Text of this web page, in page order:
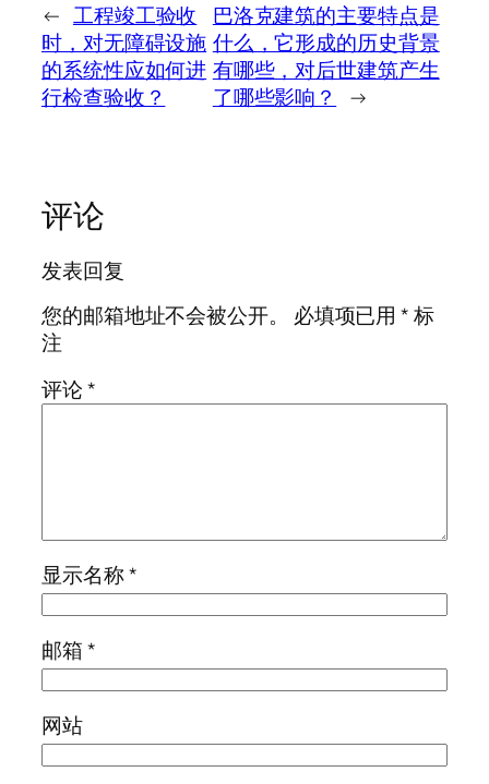
← 工程竣工验收
时，对无障碍设施
的系统性应如何进
行检查验收？
巴洛克建筑的主要特点是
什么，它形成的历史背景
有哪些，对后世建筑产生
了哪些影响？
→
评论
发表回复
您的邮箱地址不会被公开。
必填项已用*标
注
评论*
显示名称*
邮箱*
网站